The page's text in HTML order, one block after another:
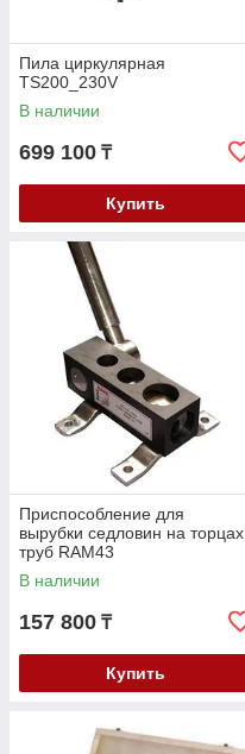
Пила циркулярная
TS200_230V
В наличии
699 100 ₸
Купить
Приспособление для
вырубки седловин на торцах
труб RAM43
В наличии
157 800 ₸
Купить